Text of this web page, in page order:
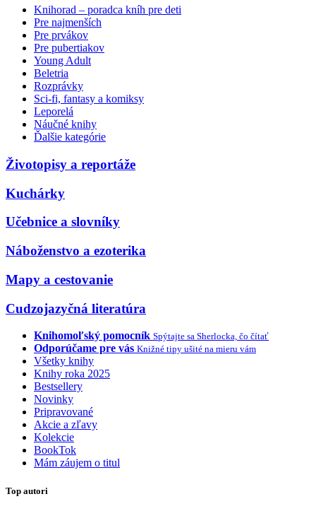
Knihorad – poradca kníh pre deti
Pre najmenších
Pre prvákov
Pre pubertiakov
Young Adult
Beletria
Rozprávky
Sci-fi, fantasy a komiksy
Leporelá
Náučné knihy
Ďalšie kategórie
Životopisy a reportáže
Kuchárky
Učebnice a slovníky
Náboženstvo a ezoterika
Mapy a cestovanie
Cudzojazyčná literatúra
Knihomoľský pomocník Spýtajte sa Sherlocka, čo čítať
Odporúčame pre vás Knižné tipy ušité na mieru vám
Všetky knihy
Knihy roka 2025
Bestsellery
Novinky
Pripravované
Akcie a zľavy
Kolekcie
BookTok
Mám záujem o titul
Top autori